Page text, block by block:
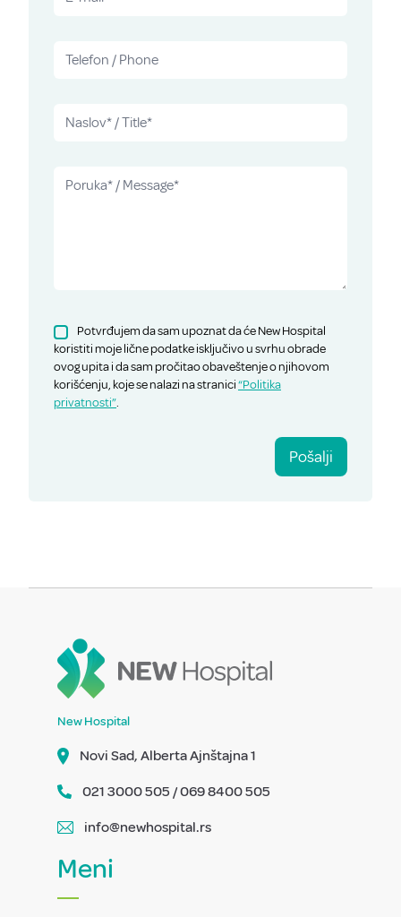
Potvrđujem da sam upoznat da će New Hospital
koristiti moje lične podatke isključivo u svrhu obrade
ovog upita i da sam pročitao obaveštenje o njihovom
korišćenju, koje se nalazi na stranici“Politika
privatnosti”.
Pošalji
New Hospital
Novi Sad, Alberta Ajnštajna 1
021 3000 505 / 069 8400 505
info@newhospital.rs
Meni